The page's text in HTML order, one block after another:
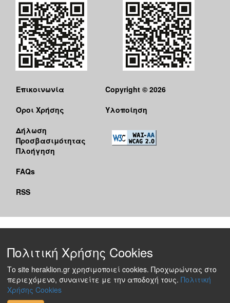
Επικοινωνία
Όροι Χρήσης
Δήλωση
Προσβασιμότητας
Πλοήγηση
FAQs
RSS
Copyright © 2026
Υλοποίηση
Πολιτική Χρήσης Cookies
Το site heraklion.gr χρησιμοποιεί cookies. Προχωρώντας στο
περιεχόμενο, συναινείτε με την αποδοχή τους. Πολιτική
Χρήσης Cookies